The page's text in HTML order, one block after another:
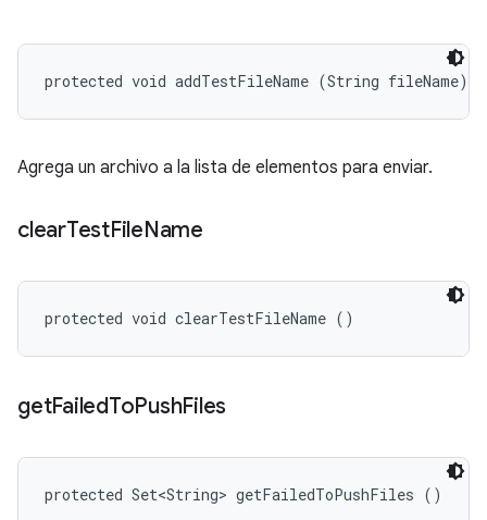
protected void addTestFileName (String fileName)
Agrega un archivo a la lista de elementos para enviar.
clearTestFileName
protected void clearTestFileName ()
getFailedToPushFiles
protected Set<String> getFailedToPushFiles ()